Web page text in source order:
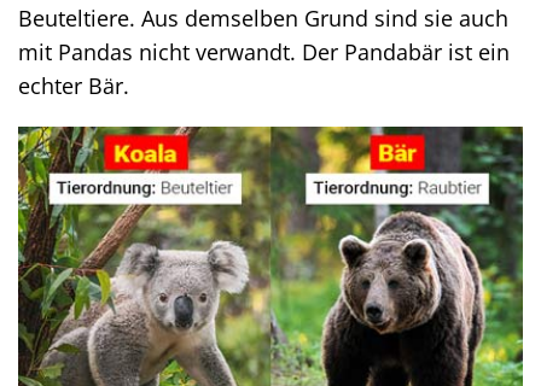
Beuteltiere. Aus demselben Grund sind sie auch
mit Pandas nicht verwandt. Der Pandabär ist ein
echter Bär.